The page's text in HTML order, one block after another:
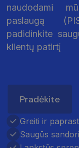
naudodami
paslaugą
padidinkite
klientų patirtį
Pradėkite
Greiti ir
Saugūs